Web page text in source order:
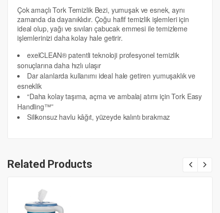
Çok amaçlı Tork Temizlik Bezi, yumuşak ve esnek, aynı
zamanda da dayanıklıdır. Çoğu hafif temizlik işlemleri için
ideal olup, yağı ve sıvıları çabucak emmesi ile temizleme
işlemlerinizi daha kolay hale getirir.
exelCLEAN® patentli teknoloji profesyonel temizlik
sonuçlarına daha hızlı ulaşır
Dar alanlarda kullanımı ideal hale getiren yumuşaklık ve
esneklik
“Daha kolay taşıma, açma ve ambalaj atımı için Tork Easy
Handling™”
Silikonsuz havlu kâğıt, yüzeyde kalıntı bırakmaz
Related Products